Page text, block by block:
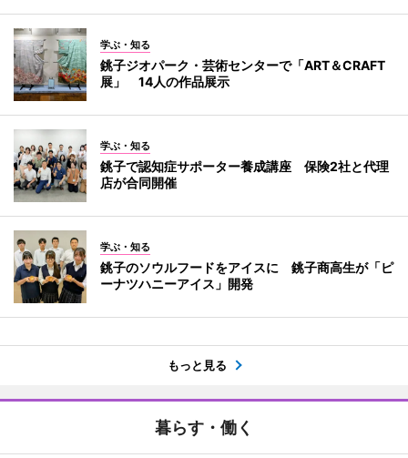
学ぶ・知る
銚子ジオパーク・芸術センターで「ART＆CRAFT
展」 14人の作品展示
学ぶ・知る
銚子で認知症サポーター養成講座 保険2社と代理
店が合同開催
学ぶ・知る
銚子のソウルフードをアイスに 銚子商高生が「ピ
ーナツハニーアイス」開発
もっと見る
暮らす・働く